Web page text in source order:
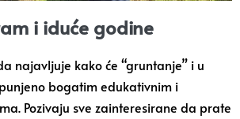
i iduće godine
najavljuje kako će “gruntanje” i u
bogatim edukativnim i
Pozivaju sve zainteresirane da prate